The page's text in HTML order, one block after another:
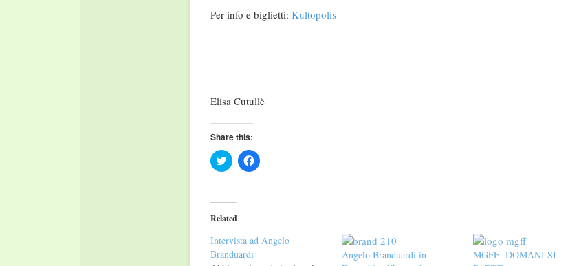
Per info e biglietti: Kultopolis
Elisa Cutullè
Share this:
Click
to
(Opens
in
new
Click
to
Related
Intervista ad Angelo
Branduardi
Angelo Branduardi in
MGFF- DOMANI SI